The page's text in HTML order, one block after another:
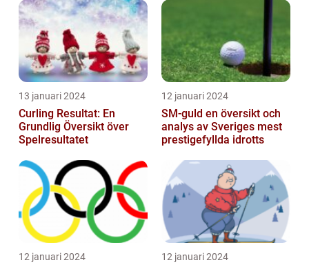
13 januari 2024
Curling Resultat: En
Grundlig Översikt över
Spelresultatet
12 januari 2024
SM-guld en översikt och
analys av Sveriges mest
prestigefyllda idrotts
12 januari 2024 12 januari 2024